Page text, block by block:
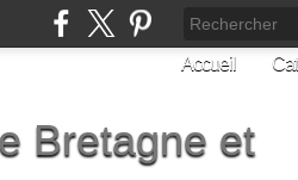
Accueil
Bretagne et